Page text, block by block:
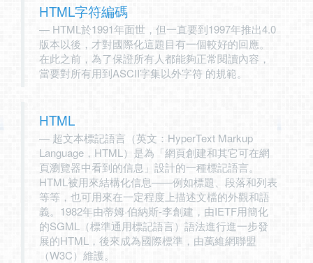
HTML字符編碼
HTML於1991年面世，但一直要到1997年推出4.0
版本以後，才對國際化這題目有一個較好的回應。
在此之前，為了保證所有人都能夠正常閱讀內容，
當要對所有用到ASCII字集以外字符 的規範。
HTML
超文本標記語言（英文：HyperText Markup
Language，HTML）是為「網頁創建和其它可在網
頁瀏覽器中看到的信息」設計的一種標記語言。
HTML被用來結構化信息——例如標題、段落和列表
等等，也可用來在一定程度上描述文檔的外觀和語
義。1982年由蒂姆·伯納斯-李創建，由IETF用簡化
的SGML（標準通用標記語言）語法進行進一步發
展的HTML，後來成為國際標準，由萬維網聯盟
（W3C）維護。